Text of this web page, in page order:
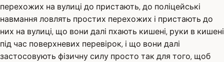
перехожих на вулиці до пристають, до поліцейські
навмання ловлять простих перехожих і пристають до
них на вулиці, що вони далі пхають кишені, руки в кишені
під час поверхневих перевірок, і що вони далі
застосовують фізичну силу просто так для того, щоб